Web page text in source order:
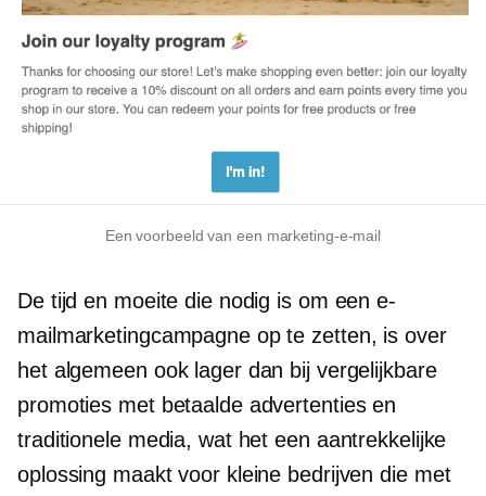
Een voorbeeld van een marketing-e-mail
De tijd en moeite die nodig is om een ​​e-
mailmarketingcampagne op te zetten, is over
het algemeen ook lager dan bij vergelijkbare
promoties met betaalde advertenties en
traditionele media, wat het een aantrekkelijke
oplossing maakt voor kleine bedrijven die met